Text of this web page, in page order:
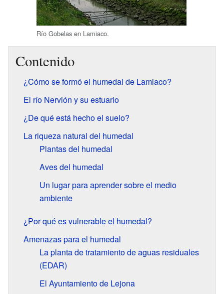
Río Gobelas en Lamiaco.
Contenido
¿Cómo se formó el humedal de Lamiaco?
El río Nervión y su estuario
¿De qué está hecho el suelo?
La riqueza natural del humedal
Plantas del humedal
Aves del humedal
Un lugar para aprender sobre el medio
ambiente
¿Por qué es vulnerable el humedal?
Amenazas para el humedal
La planta de tratamiento de aguas residuales
(EDAR)
El Ayuntamiento de Lejona